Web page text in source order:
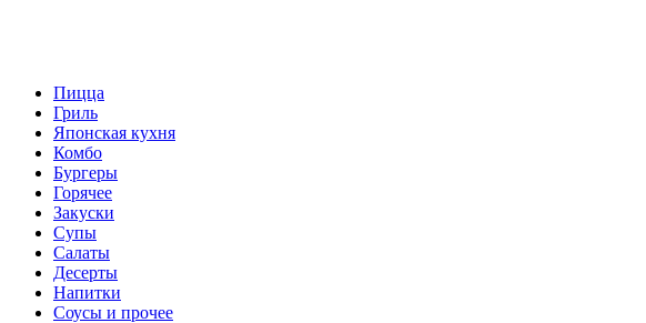
Пицца
Гриль
Японская кухня
Комбо
Бургеры
Горячее
Закуски
Супы
Салаты
Десерты
Напитки
Соусы и прочее